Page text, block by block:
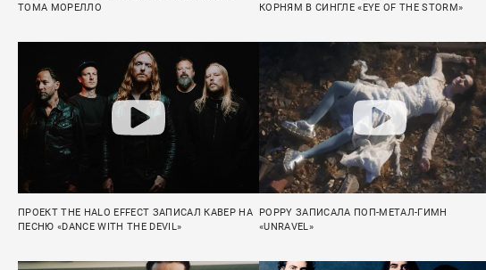
ТОМА МОРЕЛЛО
КОРНЯМ В СИНГЛЕ «EYE OF THE STORM»
ПРОЕКТ THE HALO EFFECT ЗАПИСАЛ КАВЕР НА
ПЕСНЮ «DANCE WITH THE DEVIL»
POPPY ЗАПИСАЛА ПОП-МЕТАЛ-ГИМН
«UNRAVEL»